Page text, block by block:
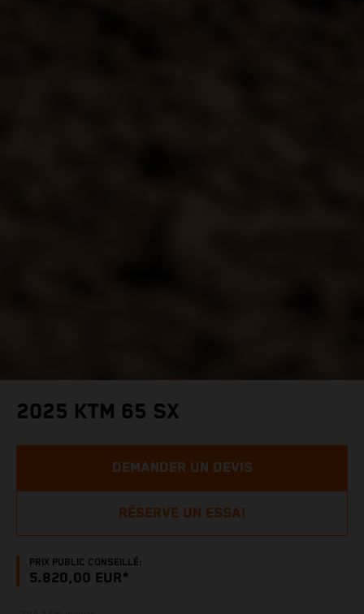
2025 KTM 65 SX
PRIX PUBLIC CONSEILLÉ:
5.820,00 EUR*
DEMANDER UN DEVIS
RÉSERVE UN ESSAI